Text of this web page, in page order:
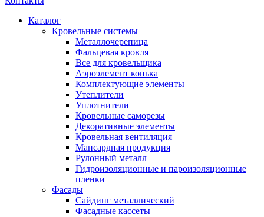
Каталог
Кровельные системы
Металлочерепица
Фальцевая кровля
Все для кровельщика
Аэроэлемент конька
Комплектующие элементы
Утеплители
Уплотнители
Кровельные саморезы
Декоративные элементы
Кровельная вентиляция
Мансардная продукция
Рулонный металл
Гидроизоляционные и пароизоляционные
пленки
Фасады
Сайдинг металлический
Фасадные кассеты